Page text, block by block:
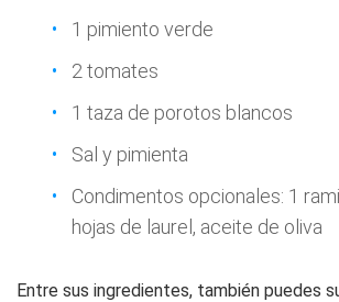
1 pimiento verde
2 tomates
1 taza de porotos blancos
Sal y pimienta
Condimentos opcionales: 1
hojas de laurel, aceite de oliva
Entre sus ingredientes, también puedes